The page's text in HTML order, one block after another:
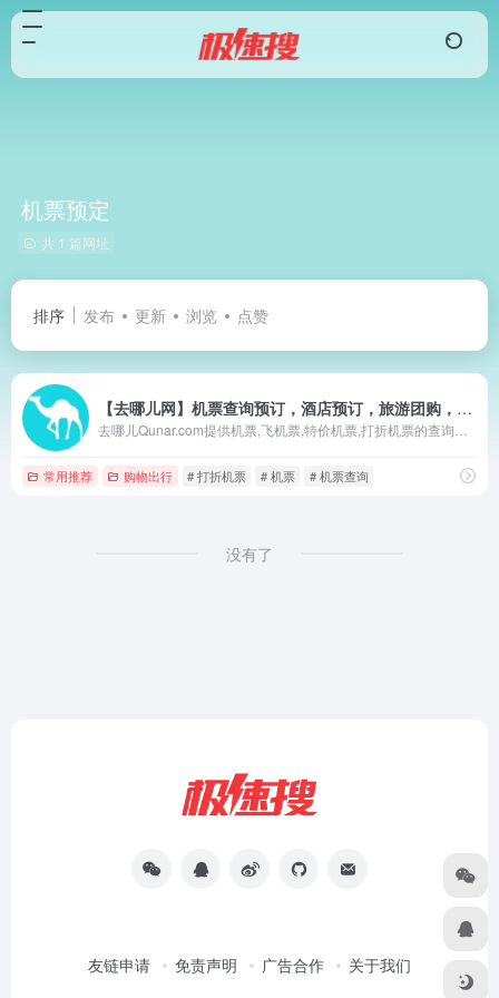
机票预定
共 1 篇网址
排序 发布 更新 浏览 点赞
【去哪儿网】机票查询预订，酒店预订，旅游团购，度假搜索，门票预订
常用推荐 购物出行 # 打折机票 # 机票 # 机票查询
没有了
友链申请 免责声明 广告合作 关于我们